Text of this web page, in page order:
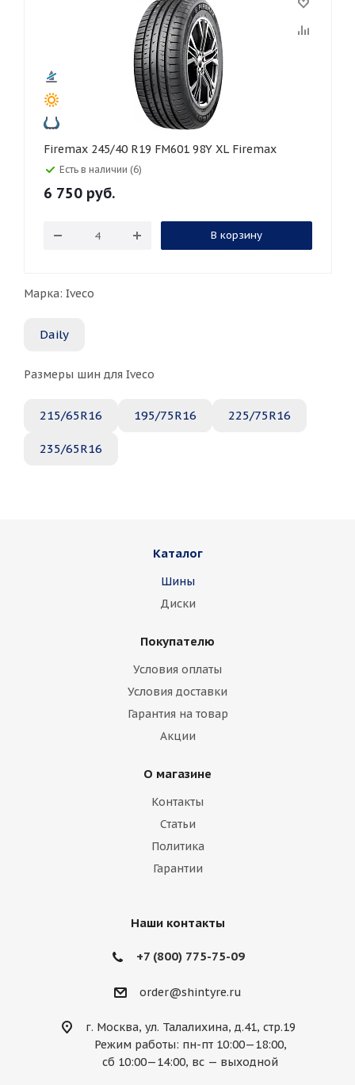
Firemax 245/40 R19 FM601 98Y XL Firemax
Есть в наличии (6)
6 750 руб.
В корзину
Марка: Iveco
Daily
Размеры шин для Iveco
215/65R16 195/75R16 225/75R16
235/65R16
Каталог
Шины
Диски
Покупателю
Условия оплаты
Условия доставки
Гарантия на товар
Акции
О магазине
Контакты
Статьи
Политика
Гарантии
Наши контакты
+7 (800) 775-75-09
order@shintyre.ru
г. Москва, ул. Талалихина, д.41, стр.19
Режим работы: пн-пт 10:00—18:00,
сб 10:00—14:00, вс — выходной